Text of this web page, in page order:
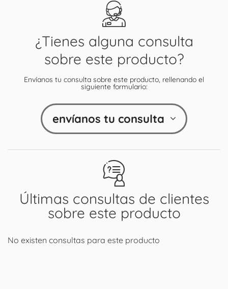
Últimas consultas de clientes
sobre este producto
No existen consultas para este producto
¿Tienes alguna consulta
sobre este producto?
Envíanos tu consulta sobre este producto, rellenando el
siguiente formulario:
envíanos tu consulta